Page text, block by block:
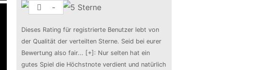
-
Dieses Rating für registrierte Benutzer lebt von
der Qualität der verteilten Sterne. Seid bei eurer
Bewertung also fair... [+] : Nur selten hat ein
gutes Spiel die Höchstnote verdient und natürlich